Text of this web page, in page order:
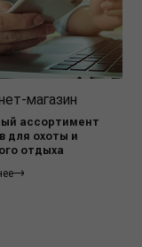
магазин
ассортимент
для охоты и
отдыха